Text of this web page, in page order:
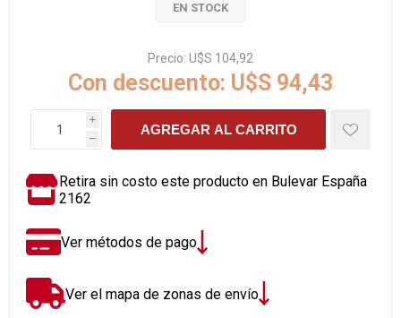
EN STOCK
Precio: U$S 104,92
Con descuento: U$S 94,43
i
h
AGREGAR AL CARRITO
Retira sin costo este producto en Bulevar España
2162
Ver métodos de pago
Ver el mapa de zonas de envío